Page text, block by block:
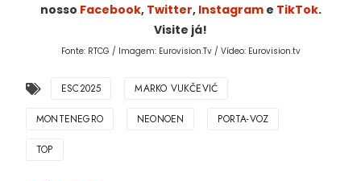
nosso Facebook, Twitter, Instagrame TikTok.
Visite já!
Fonte: RTCG / Imagem: Eurovision.Tv / Vídeo: Eurovision.tv
ESC2025 MARKO VUKČEVIĆ
MONTENEGRO NEONOEN PORTA-VOZ
TOP